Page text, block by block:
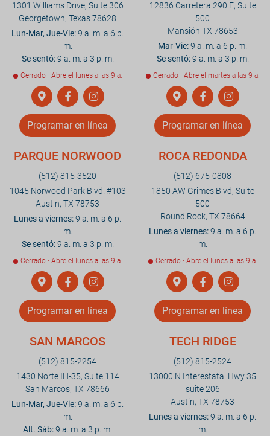
1301 Williams Drive, Suite 306
Georgetown, Texas 78628
Lun-Mar, Jue-Vie:9 a. m. a 6 p.
m.
Se sentó:9 a. m. a 3 p. m.
Cerrado · Abre el lunes a las 9 a.
Programar en línea
12836 Carretera 290 E, Suite
500
Mansión TX 78653
Mar-Vie:9 a. m. a 6 p. m.
Se sentó:9 a. m. a 3 p. m.
Cerrado · Abre el martes a las 9 a.
Programar en línea
PARQUE NORWOOD
(512) 815-3520
1045 Norwood Park Blvd. #103
Austin, TX 78753
Lunes a viernes:9 a. m. a 6 p.
m.
Se sentó:9 a. m. a 3 p. m.
Cerrado · Abre el lunes a las 9 a.
Programar en línea
ROCA REDONDA
(512) 675-0808
1850 AW Grimes Blvd, Suite
500
Round Rock, TX 78664
Lunes a viernes:9 a. m. a 6 p.
m.
Cerrado · Abre el lunes a las 9 a.
Programar en línea
SAN MARCOS
(512) 815-2254
1430 Norte IH-35, Suite 114
San Marcos, TX 78666
Lun-Mar, Jue-Vie:9 a. m. a 6 p.
m.
Alt. Sáb:9 a. m. a 3 p. m.
TECH RIDGE
(512) 815-2524
13000 N Interestatal Hwy 35
suite 206
Austin, TX 78753
Lunes a viernes:9 a. m. a 6 p.
m.